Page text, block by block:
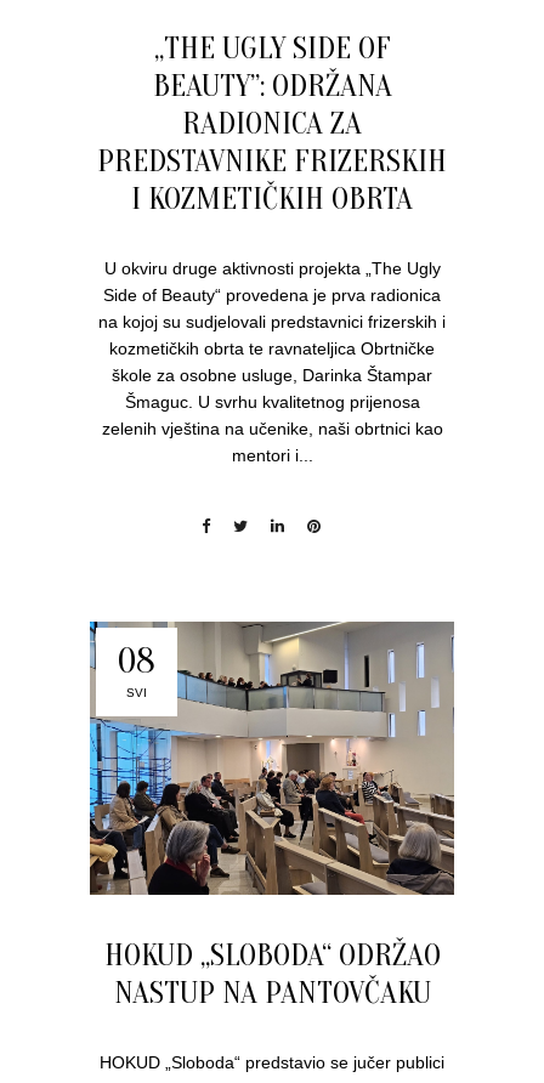
„THE UGLY SIDE OF
BEAUTY”: ODRŽANA
RADIONICA ZA
PREDSTAVNIKE FRIZERSKIH
I KOZMETIČKIH OBRTA
U okviru druge aktivnosti projekta „The Ugly
Side of Beauty“ provedena je prva radionica
na kojoj su sudjelovali predstavnici frizerskih i
kozmetičkih obrta te ravnateljica Obrtničke
škole za osobne usluge, Darinka Štampar
Šmaguc. U svrhu kvalitetnog prijenosa
zelenih vještina na učenike, naši obrtnici kao
mentori i...
08
SVI
HOKUD „SLOBODA“ ODRŽAO
NASTUP NA PANTOVČAKU
HOKUD „Sloboda“ predstavio se jučer publici